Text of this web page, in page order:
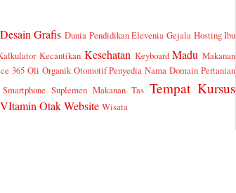
Desain Grafis Dunia Pendidikan Elevenia Gejala Hosting Ibu
Kecantikan Kesehatan Keyboard Madu Makanan
365 Oli Organik Otomotif Penyedia Nama Domain Pertanian
Smartphone Suplemen Makanan Tas Tempat Kursus
VItamin OtakWebsite Wisata